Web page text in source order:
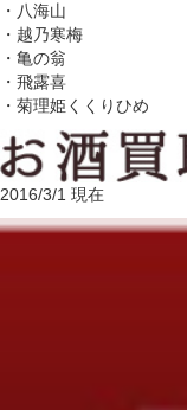
・八海山
・越乃寒梅
・亀の翁
・飛露喜
・菊理姫くくりひめ
2016/3/1 現在